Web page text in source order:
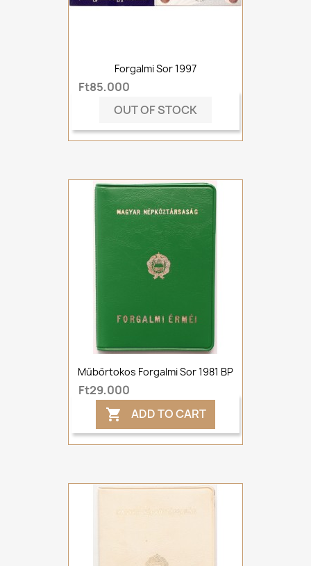
Forgalmi Sor 1997
Ft85,000
OUT OF STOCK
Műbőrtokos Forgalmi Sor 1981 BP
Ft29,000
 ADD TO CART